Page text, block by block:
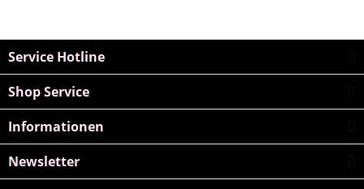
Service Hotline
Shop Service
Informationen
Newsletter